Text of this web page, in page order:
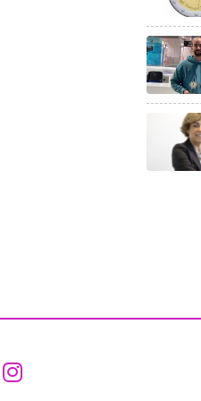
Aceder ao
Aceder ao